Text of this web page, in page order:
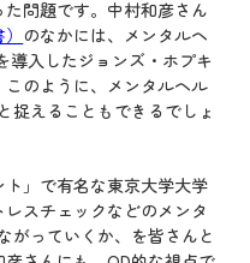
問題です。中村和彦さん
のなかには、メンタルヘ
導入したジョンズ・ホプキ
のように、メンタルヘル
捉えることもできるでしょ
」で有名な東京大学大学
スチェックなどのメンタ
がっていくか、を皆さんと